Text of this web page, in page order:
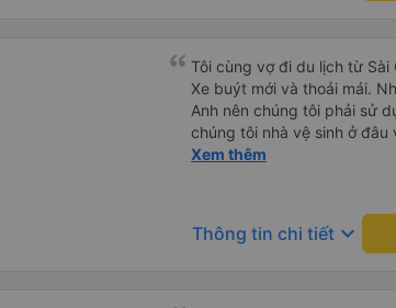
Tôi cùng vợ đi du lịch từ
Xe buýt mới và thoải mái.
Anh nên chúng tôi phải sử
chúng tôi nhà vệ sinh ở
4 lần trong chuyến đi 16 giờ
cho chúng tôi cả buổi
không hiểu được tiếng Việt.
Xem thêm
Thông tin chi tiết keyboard_arrow_down